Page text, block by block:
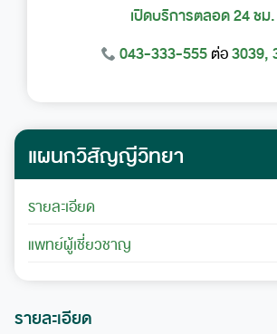
เปิดบริการตลอด 24 ชม.
043-333-555ต่อ3039,
แผนกวิสัญญีวิทยา
รายละเอียด
แพทย์ผู้เชี่ยวชาญ
รายละเอียด